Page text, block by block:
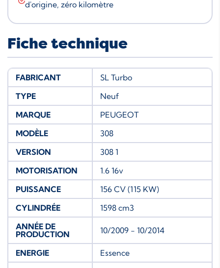
d'origine, zéro kilomètre
Fiche technique
FABRICANT
SL Turbo
TYPE
Neuf
MARQUE
PEUGEOT
MODÈLE
308
VERSION
308 1
MOTORISATION
1.6 16v
PUISSANCE
156 CV (115 KW)
CYLINDRÉE
1598 cm3
ANNÉE DE
PRODUCTION
10/2009 - 10/2014
ENERGIE Essence